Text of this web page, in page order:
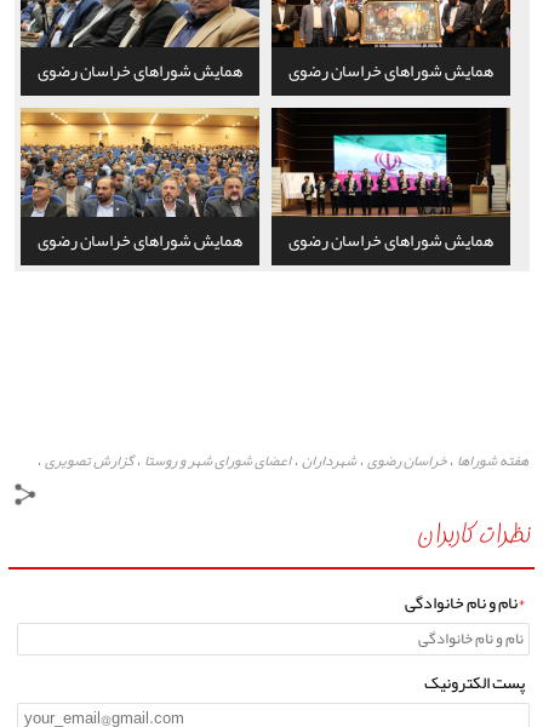
همایش شوراهای خراسان رضوی همایش شوراهای خراسان رضوی
همایش شوراهای خراسان رضوی همایش شوراهای خراسان رضوی
هفته شوراها ،خراسان رضوی،شهرداران،اعضای شورای شهر و روستا ،گزارش تصویری،
نظرات کاربران
*نام و نام خانوادگی
پست الکترونیک